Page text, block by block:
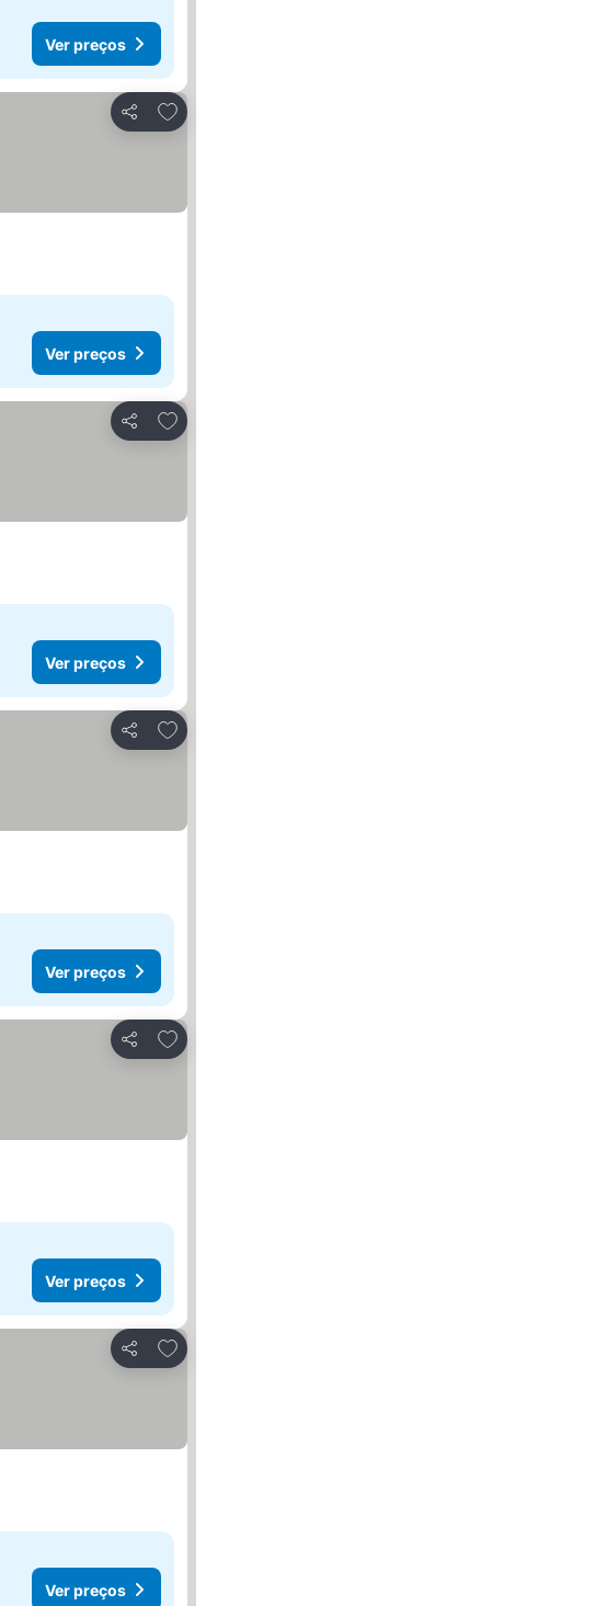
Ver preços
Partilhar
Adicionar aos favoritos
Ver preços
Partilhar
Adicionar aos favoritos
Ver preços
Partilhar
Adicionar aos favoritos
Ver preços
Partilhar
Adicionar aos favoritos
Ver preços
Partilhar
Adicionar aos favoritos
Ver preços